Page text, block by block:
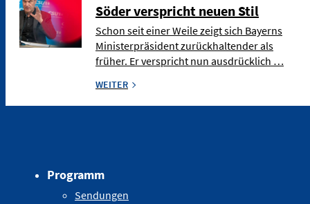
Söder verspricht neuen Stil
Schon seit einer Weile zeigt sich Bayerns
Ministerpräsident zurückhaltender als
früher. Er verspricht nun ausdrücklich …
WEITER
Programm
Sendungen